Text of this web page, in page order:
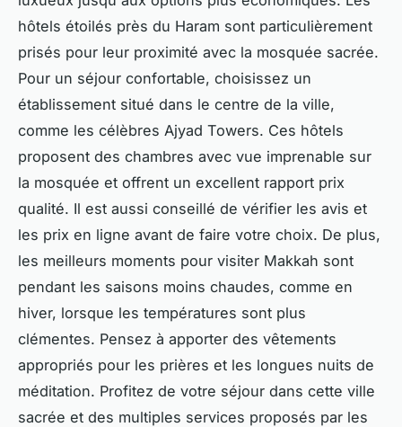
hôtels étoilés près du Haram sont particulièrement
prisés pour leur proximité avec la mosquée sacrée.
Pour un séjour confortable, choisissez un
établissement situé dans le centre de la ville,
comme les célèbres Ajyad Towers. Ces hôtels
proposent des chambres avec vue imprenable sur
la mosquée et offrent un excellent rapport prix
qualité. Il est aussi conseillé de vérifier les avis et
les prix en ligne avant de faire votre choix. De plus,
les meilleurs moments pour visiter Makkah sont
pendant les saisons moins chaudes, comme en
hiver, lorsque les températures sont plus
clémentes. Pensez à apporter des vêtements
appropriés pour les prières et les longues nuits de
méditation. Profitez de votre séjour dans cette ville
sacrée et des multiples services proposés par les